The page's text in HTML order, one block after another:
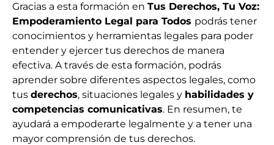
Gracias a esta formación en Tus Derechos, Tu Voz:
Empoderamiento Legal para Todos podrás tener
conocimientos y herramientas legales para poder
entender y ejercer tus derechos de manera
efectiva. A través de esta formación, podrás
aprender sobre diferentes aspectos legales, como
tus derechos, situaciones legales y habilidades y
competencias comunicativas. En resumen, te
ayudará a empoderarte legalmente y a tener una
mayor comprensión de tus derechos.